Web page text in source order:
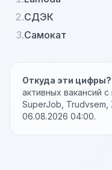
2.СДЭК
3.Самокат
Откуда эти цифры?
активных вакансий
SuperJob,
06.08.2026 04:00.